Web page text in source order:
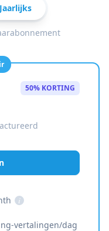
Jaarlijks
50% KORTING
i
vertalingen/dag